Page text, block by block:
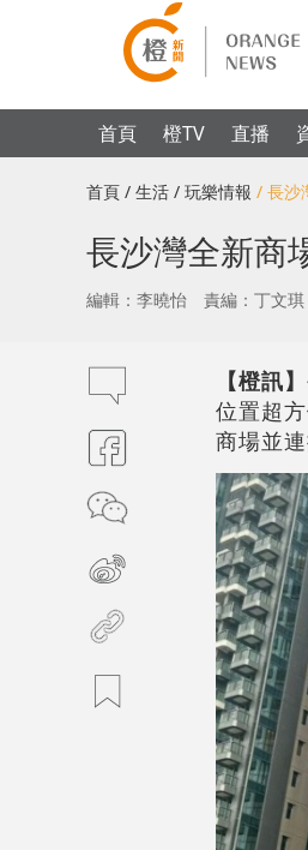
首頁 橙TV 直播
首頁 / 生活 / 玩樂情報 / 長沙
長沙灣全新商
編輯：李曉怡 責編：丁文琪
【橙訊】
位置超
商場並